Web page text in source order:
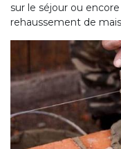
sur le séjour ou
rehaussement de